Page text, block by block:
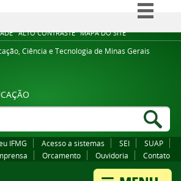
ALTO CONTRASTE MAPA DO SITE
Simplifique!
Comunica BR
Legislação
Ciência e Tecnologia de Minas Gerais
IFMG Acesso a sistemas SEI
SUAP
Orcamento Ouvidoria Contato